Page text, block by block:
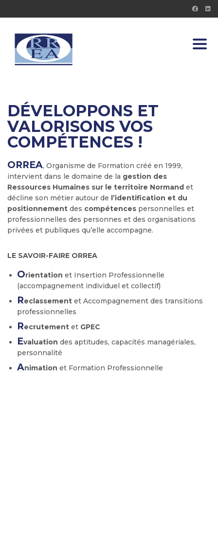
DÉVELOPPONS ET
VALORISONS VOS
COMPÉTENCES !
ORREA, Organisme de Formation créé en 1999,
intervient dans le domaine de la gestion des
Ressources Humaines sur le territoire Normand et
décline son métier autour de l’identification et du
positionnement des compétences personnelles et
professionnelles des personnes et des organisations
privées et publiques qu’elle accompagne.
LE SAVOIR-FAIRE ORREA
Orientation et Insertion Professionnelle
(accompagnement individuel et collectif)
Reclassement et Accompagnement des transitions
professionnelles
Recrutement et GPEC
Evaluation des aptitudes, capacités managériales,
personnalité
Animation et Formation Professionnelle